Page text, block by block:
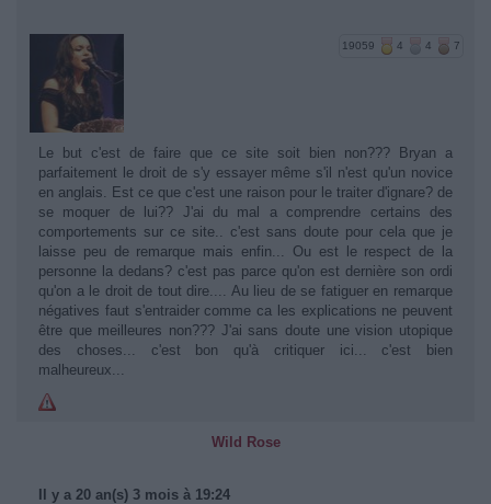
19059 4 4 7
Le but c'est de faire que ce site soit bien non??? Bryan a
parfaitement le droit de s'y essayer même s'il n'est qu'un novice
en anglais. Est ce que c'est une raison pour le traiter d'ignare? de
se moquer de lui?? J'ai du mal a comprendre certains des
comportements sur ce site.. c'est sans doute pour cela que je
laisse peu de remarque mais enfin... Ou est le respect de la
personne la dedans? c'est pas parce qu'on est dernière son ordi
qu'on a le droit de tout dire.... Au lieu de se fatiguer en remarque
négatives faut s'entraider comme ca les explications ne peuvent
être que meilleures non??? J'ai sans doute une vision utopique
des choses... c'est bon qu'à critiquer ici... c'est bien
malheureux...
Wild Rose
Il y a 20 an(s) 3 mois à 19:24